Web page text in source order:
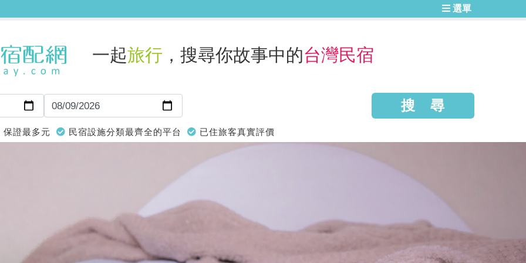
選單
一起旅行 ，搜尋你故事中的台灣民宿
保證最多元 民宿設施分類最齊全的平台 已住旅客真實評價